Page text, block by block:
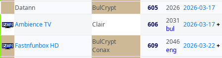
Datann BulCrypt 605 2026 2026-03-17
Ambience TV
Clair 606
2031
bul
2026-03-17+
Fastnfunbox HD
BulCrypt
Conax
609
2046
eng
2026-03-22+